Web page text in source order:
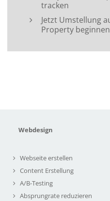
tracken
Jetzt Umstellung
Property beginnen
Webdesign
Webseite erstellen
Content Erstellung
A/B-Testing
Absprungrate reduzieren